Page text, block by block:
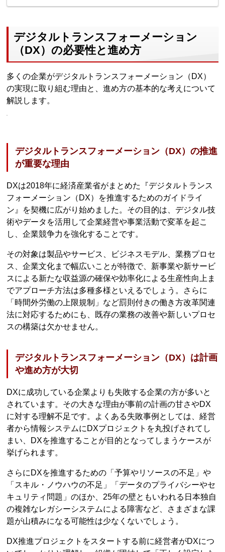
デジタルトランスフォーメーション
（DX）の必要性と進め方
多くの企業がデジタルトランスフォーメーション（DX）
の実現に取り組む理由と、進め方の基本的な考えについて
解説します。
デジタルトランスフォーメーション（DX）の推進
が重要な理由
DXは2018年に経済産業省がまとめた『デジタルトランス
フォーメーション（DX）を推進するためのガイドライ
ン』を契機に広がり始めました。その目的は、デジタル技
術やデータを活用して企業経営や事業活動で変革を起こ
し、企業競争力を強化することです。
その対象は製品やサービス、ビジネスモデル、業務プロセ
ス、企業文化まで幅広いことが特徴で、新事業や新サービ
スによる新たな収益源の確保や効率化による生産性向上ま
でアプローチ方法は多種多様といえるでしょう。さらに
「時間外労働の上限規制」など罰則付きの働き方改革関連
法に対応するためにも、既存の業務の改善や新しいプロセ
スの構築は欠かせません。
デジタルトランスフォーメーション（DX）は計画
や進め方が大切
DXに成功している企業よりも失敗する企業の方が多いと
されています。その大きな理由が事前の計画の甘さやDX
に対する理解不足です。よくある失敗事例としては、経営
者から情報システムにDXプロジェクトを丸投げされてし
まい、DXを推進することが目的となってしまうケースが
挙げられます。
さらにDXを推進するための「予算やリソースの不足」や
「スキル・ノウハウの不足」「データのプライバシーやセ
キュリティ問題」のほか、25年の壁ともいわれる日本独自
の複雑なレガシーシステムによる障害など、さまざまな課
題が山積みになる可能性は少なくないでしょう。
DX推進プロジェクトをスタートする前に経営者がDXにつ